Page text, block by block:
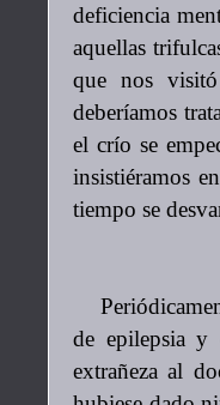
deficiencia
aquellas
que nos
deberíamos
el crío se
insistiéramos
tiempo se
de epilepsia y
extrañeza al